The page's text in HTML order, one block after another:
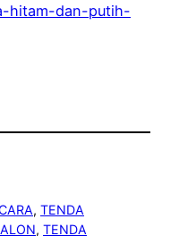
hitam-dan-putih-
, TENDA
, TENDA